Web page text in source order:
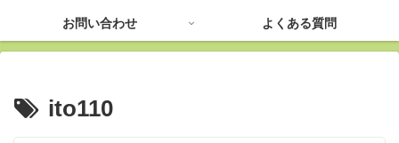
お問い合わせ よくある質問
ito110